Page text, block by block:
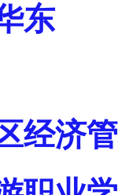
东
经济